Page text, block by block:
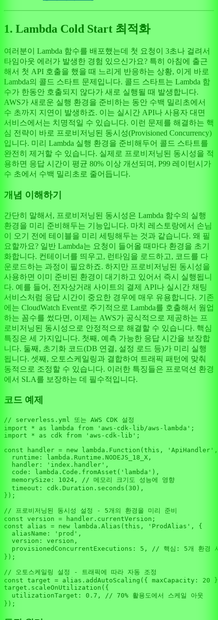
1. Lambda Cold Start 최적화
여러분이 Lambda 함수를 배포했는데 첫 요청이 3초나 걸려서
타임아웃 에러가 발생한 경험 있으신가요? 특히 아침에 출근
해서 첫 API 호출을 했을 때 느리게 반응하는 상황, 이게 바로
Lambda의 콜드 스타트 문제입니다. 콜드 스타트는 Lambda 함
수가 한동안 호출되지 않다가 새로 실행될 때 발생합니다.
AWS가 새로운 실행 환경을 준비하는 동안 수백 밀리초에서
수 초까지 지연이 발생하죠. 이는 실시간 API나 사용자 대면
서비스에서는 치명적일 수 있습니다. 이런 문제를 해결하는 핵
심 전략이 바로 프로비저닝된 동시성(Provisioned Concurrency)
입니다. 미리 Lambda 실행 환경을 준비해두어 콜드 스타트를
완전히 제거할 수 있습니다. 실제로 프로비저닝된 동시성을 적
용하면 응답 시간이 평균 80% 이상 개선되며, P99 레이턴시가
수 초에서 수백 밀리초로 줄어듭니다.
개념 이해하기
간단히 말해서, 프로비저닝된 동시성은 Lambda 함수의 실행
환경을 미리 준비해두는 기능입니다. 마치 레스토랑에서 손님
이 오기 전에 테이블을 미리 세팅해두는 것과 같습니다. 왜 필
요할까요? 일반 Lambda는 요청이 들어올 때마다 환경을 초기
화합니다. 컨테이너를 띄우고, 런타임을 로드하고, 코드를 다
운로드하는 과정이 필요하죠. 하지만 프로비저닝된 동시성을
사용하면 이미 준비된 환경이 대기하고 있어서 즉시 실행됩니
다. 예를 들어, 전자상거래 사이트의 결제 API나 실시간 채팅
서비스처럼 응답 시간이 중요한 경우에 매우 유용합니다. 기존
에는 CloudWatch Event로 주기적으로 Lambda를 호출해서 웜업
하는 꼼수를 썼다면, 이제는 AWS가 공식적으로 제공하는 프
로비저닝된 동시성으로 안정적으로 해결할 수 있습니다. 핵심
특징은 세 가지입니다. 첫째, 예측 가능한 응답 시간을 보장합
니다. 둘째, 초기화 코드(DB 연결, 설정 로드 등)가 미리 실행
됩니다. 셋째, 오토스케일링과 결합하여 트래픽 패턴에 맞춰
동적으로 조정할 수 있습니다. 이러한 특징들은 프로덕션 환경
에서 SLA를 보장하는 데 필수적입니다.
코드 예제
// serverless.yml 또는 AWS CDK 설정
import * as lambda from 'aws-cdk-lib/aws-lambda'
import * as cdk from 'aws-cdk-lib' ;
const handler = new lambda. Function ( this , 'ApiHandler'
runtime : lambda. Runtime . NODEJS_18_X ,
handler : 'index.handler' ,
code : lambda. Code . fromAsset ( 'lambda' ),
memorySize : 1024 , // 메모리 크기도 성능에 영향
timeout : cdk. Duration . seconds ( 30 ),
});
// 프로비저닝된 동시성 설정 - 5개의 환경을 미리 준비
const version = handler. currentVersion
const alias = new lambda. Alias ( this , 'ProdAlias' , {
aliasName : 'prod' ,
version : version,
provisionedConcurrentExecutions : 5 , // 핵심: 5개 환경
});
// 오토스케일링 설정 - 트래픽에 따라 자동 조정
const target = alias. addAutoScaling ({ maxCapacity : 20
target. scaleOnUtilization ({
utilizationTarget : 0.7 , // 70% 활용도에서 스케일 아웃